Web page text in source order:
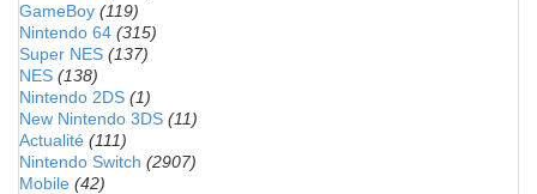
GameBoy (119)
Nintendo 64 (315)
Super NES (137)
NES (138)
Nintendo 2DS (1)
New Nintendo 3DS (11)
Actualité (111)
Nintendo Switch (2907)
Mobile (42)